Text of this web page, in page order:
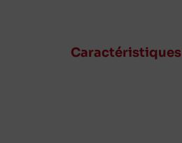
Caractéristiques